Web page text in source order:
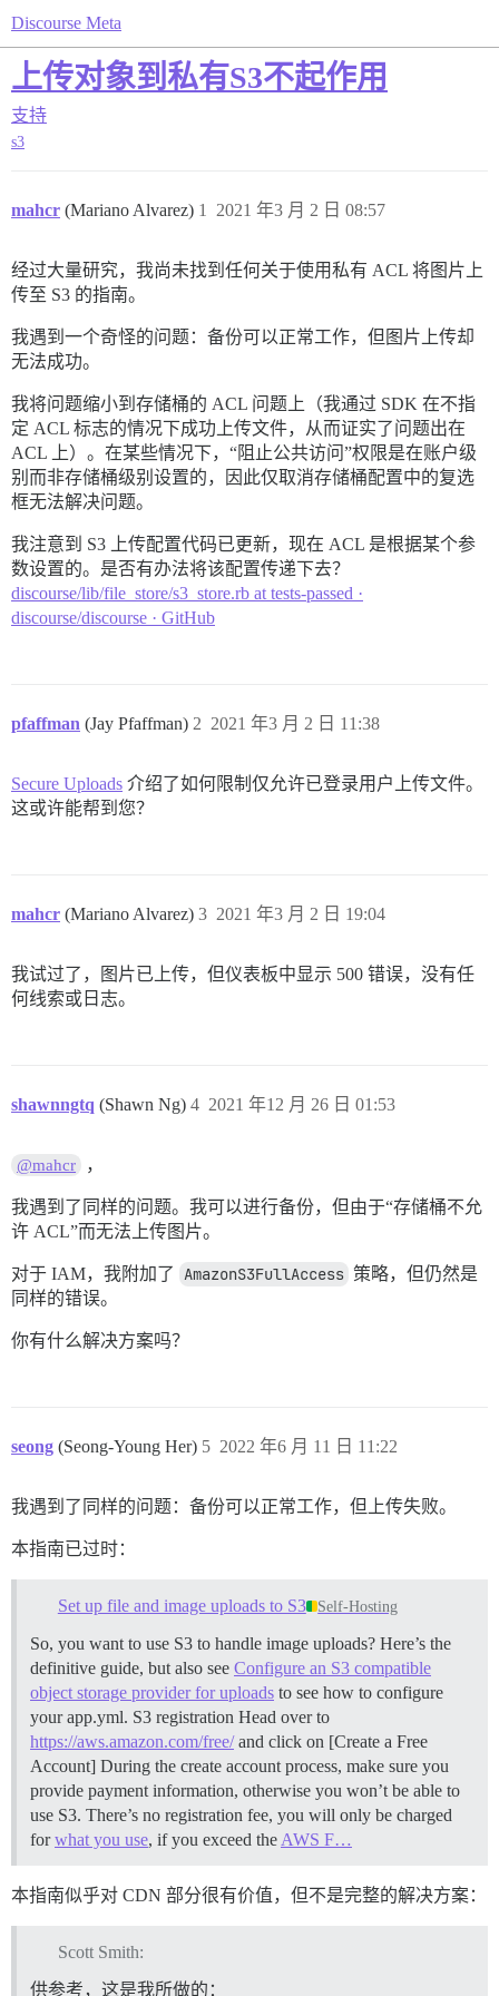
Discourse Meta
上传对象到私有S3不起作用
支持
s3
mahcr (Mariano Alvarez) 2021 年3 月 2 日 08:57
1
经过大量研究，我尚未找到任何关于使用私有 ACL 将图片上
传至 S3 的指南。
我遇到一个奇怪的问题：备份可以正常工作，但图片上传却
无法成功。
我将问题缩小到存储桶的 ACL 问题上（我通过 SDK 在不指
定 ACL 标志的情况下成功上传文件，从而证实了问题出在
ACL 上）。在某些情况下，“阻止公共访问”权限是在账户级
别而非存储桶级别设置的，因此仅取消存储桶配置中的复选
框无法解决问题。
我注意到 S3 上传配置代码已更新，现在 ACL 是根据某个参
数设置的。是否有办法将该配置传递下去？
discourse/lib/file_store/s3_store.rb at tests-passed ·
discourse/discourse · GitHub
pfaffman (Jay Pfaffman) 2021 年3 月 2 日 11:38
2
Secure Uploads 介绍了如何限制仅允许已登录用户上传文件。
这或许能帮到您？
mahcr (Mariano Alvarez) 2021 年3 月 2 日 19:04
3
我试过了，图片已上传，但仪表板中显示 500 错误，没有任
何线索或日志。
shawnngtq (Shawn Ng) 2021 年12 月 26 日 01:53
4
@mahcr ，
我遇到了同样的问题。我可以进行备份，但由于“存储桶不允
许 ACL”而无法上传图片。
对于 IAM，我附加了 AmazonS3FullAccess 策略，但仍然是
同样的错误。
你有什么解决方案吗？
seong (Seong-Young Her) 2022 年6 月 11 日 11:22
5
我遇到了同样的问题：备份可以正常工作，但上传失败。
本指南已过时：
Set up file and image uploads to S3 Self-Hosting
So, you want to use S3 to handle image uploads? Here’s the
definitive guide, but also see Configure an S3 compatible
object storage provider for uploads to see how to configure
your app.yml. S3 registration Head over to
https://aws.amazon.com/free/and click on [Create a Free
Account] During the create account process, make sure you
provide payment information, otherwise you won’t be able to
use S3. There’s no registration fee, you will only be charged
forwhat you use, if you exceed the AWS F…
本指南似乎对 CDN 部分很有价值，但不是完整的解决方案：
Scott Smith:
供参考，这是我所做的：